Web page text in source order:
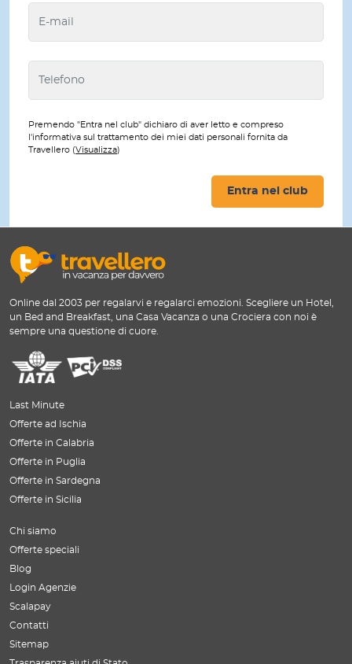
Premendo "Entra nel club" dichiaro di aver letto e compreso
l'informativa sul trattamento dei miei dati personali fornita da
Travellero (Visualizza)
Entra nel club
Online dal 2003 per regalarvi e regalarci emozioni. Scegliere un Hotel,
un Bed and Breakfast, una Casa Vacanza o una Crociera con noi è
sempre una questione di cuore.
Last Minute
Offerte ad Ischia
Offerte in Calabria
Offerte in Puglia
Offerte in Sardegna
Offerte in Sicilia
Chi siamo
Offerte speciali
Blog
Login Agenzie
Scalapay
Contatti
Sitemap